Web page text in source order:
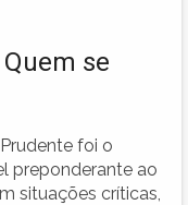
se
foi o
preponderante ao
situações críticas,